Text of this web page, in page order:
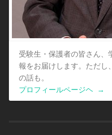
受験生・保護者の皆さん、
報をお届けします。ただし
の話も。
プロフィールページヘ
→